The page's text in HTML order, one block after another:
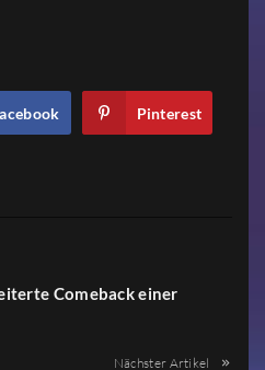
Pinterest
Comeback einer
Nächster Artikel